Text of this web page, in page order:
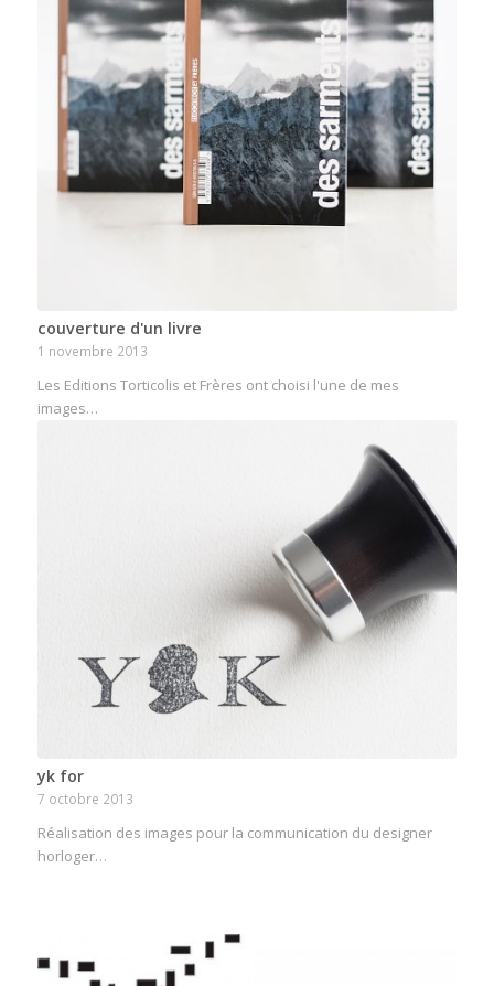
couverture d'un livre
1 novembre 2013
Les Editions Torticolis et Frères ont choisi l'une de mes
images…
yk for
7 octobre 2013
Réalisation des images pour la communication du designer
horloger…